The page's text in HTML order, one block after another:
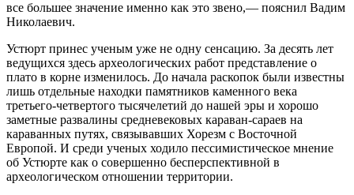
все большее значение именно как это звено,— пояснил Вадим
Николаевич.
Устюрт принес ученым уже не одну сенсацию. За десять лет
ведущихся здесь археологических работ представление о
плато в корне изменилось. До начала раскопок были известны
лишь отдельные находки памятников каменного века
третьего-четвертого тысячелетий до нашей эры и хорошо
заметные развалины средневековых караван-сараев на
караванных путях, связывавших Хорезм с Восточной
Европой. И среди ученых ходило пессимистическое мнение
об Устюрте как о совершенно бесперспективной в
археологическом отношении территории.